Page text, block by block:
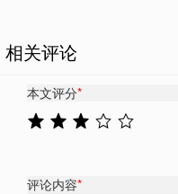
相关评论
本文评分*
评论内容*